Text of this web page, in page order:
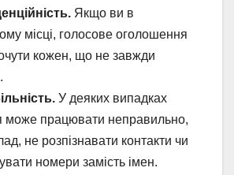
Якщо ви в
місці, голосове оголошення
кожен, що не завжди
У деяких випадках
може працювати неправильно,
не розпізнавати контакти чи
номери замість імен.